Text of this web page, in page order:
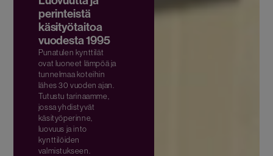
perinteistä
käsityötaitoa
vuodesta 1995
Punatulen kynttilät
ovat luoneet lämpöä ja
tunnelmaa koteihin
lähes 30 vuoden ajan.
Tutustu tarinaamme,
jossa yhdistyvät
käsityöperinne,
luovuus ja into
kynttilöiden
valmistukseen.